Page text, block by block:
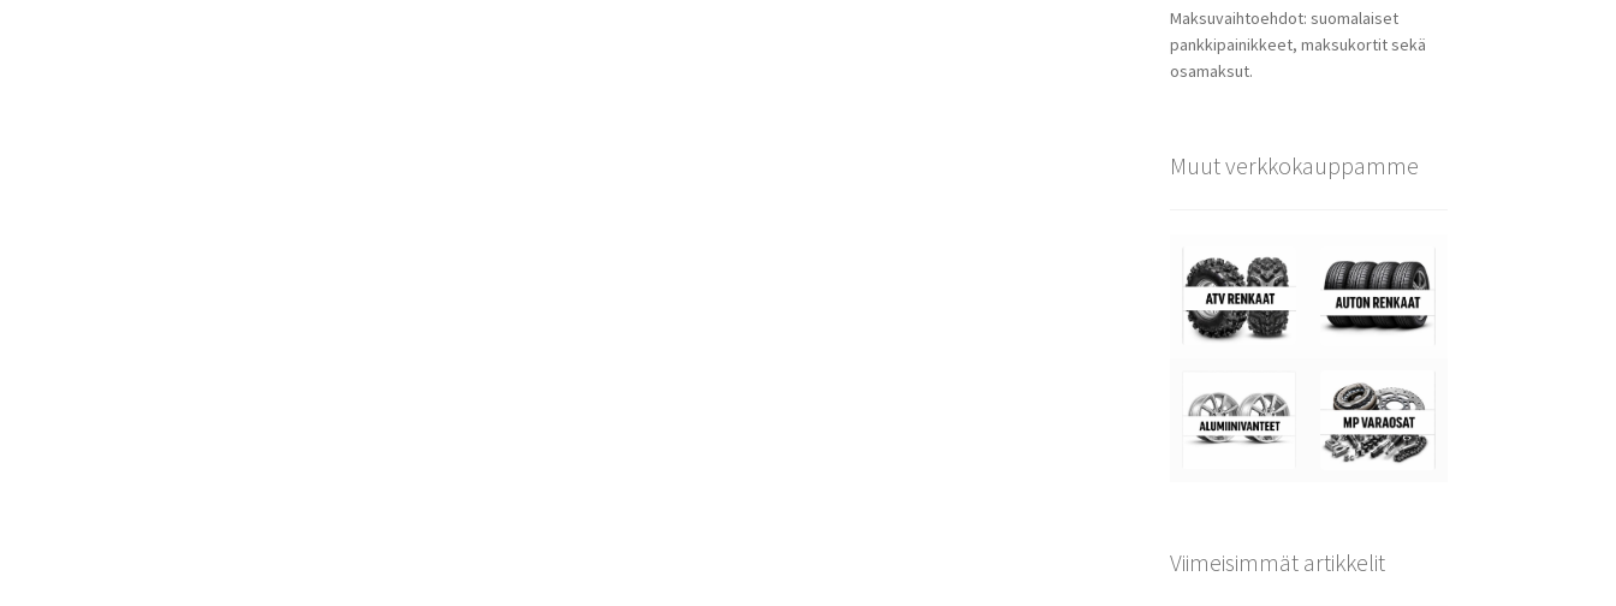
Maksuvaihtoehdot: suomalaiset
pankkipainikkeet, maksukortit sekä
osamaksut.
Muut verkkokauppamme
Viimeisimmät artikkelit